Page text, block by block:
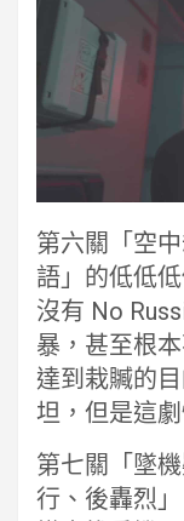
第六關「空
語」的低低
沒有 No
暴，甚至根
達到栽贓的
坦，但是這
第七關「墜
行、後轟烈